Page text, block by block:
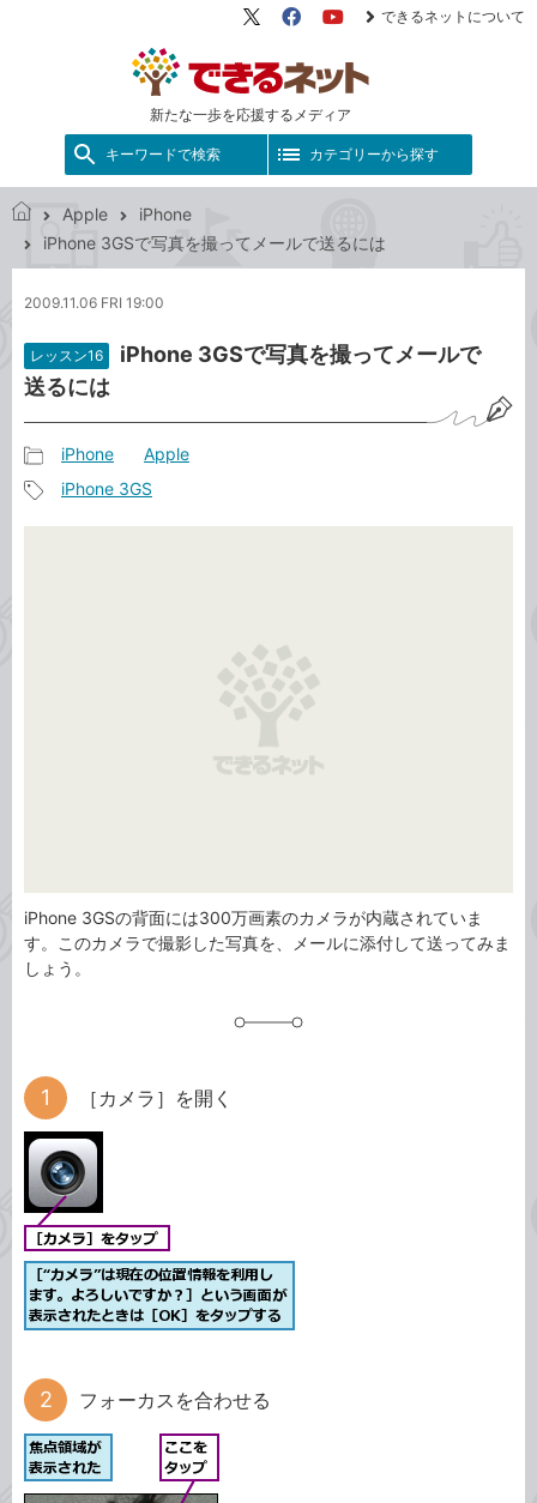
新たな一歩を応援するメディア
X（旧
FacebookYouTube
できるネットについて
キーワードで検索 カテゴリーから探す
で
ネ
ト
Apple
iPhone
iPhone 3GSで写真を撮ってメールで送るには
2009.11.06 FRI 19:00
レッスン16
iPhone 3GSで写真を撮ってメールで
送るには
事
カ
iPhone Apple
iPhone 3GS
iPhone 3GSの背面には300万画素のカメラが内蔵されていま
す。このカメラで撮影した写真を、メールに添付して送ってみま
しょう。
［カメラ］を開く
フォーカスを合わせる